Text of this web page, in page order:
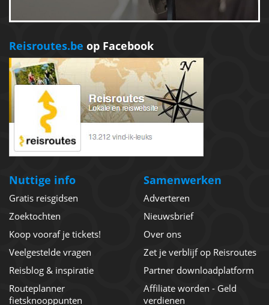
Reisroutes.be op Facebook
Nuttige info
Gratis reisgidsen
Zoektochten
Koop vooraf je tickets!
Veelgestelde vragen
Reisblog & inspiratie
Routeplanner
fietsknooppunten
Samenwerken
Adverteren
Nieuwsbrief
Over ons
Zet je verblijf op Reisroutes
Partner downloadplatform
Affiliate worden - Geld
verdienen